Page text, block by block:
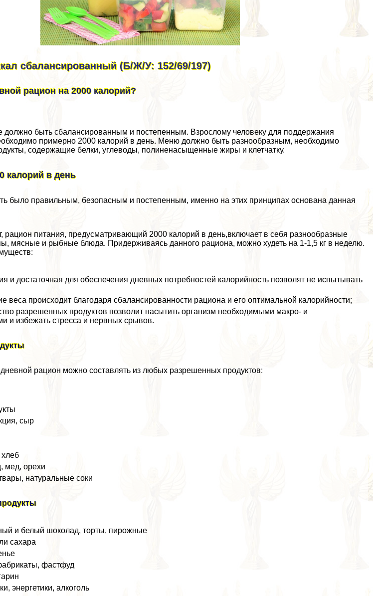
сбалансированный (Б/Ж/У: 152/69/197)
рацион на 2000 калорий?
должно быть сбалансированным и постепенным. Взрослому человеку для поддержания
примерно 2000 калорий в день. Меню должно быть разнообразным, необходимо
содержащие белки, углеводы, полиненасыщенные жиры и клетчатку.
калорий в день
было правильным, безопасным и постепенным, именно на этих принципах основана данная
рацион питания, предусматривающий 2000 калорий в день,включает в себя разнообразные
мясные и рыбные блюда. Придерживаясь данного рациона, можно худеть на 1-1,5 кг в неделю.
и достаточная для обеспечения дневных потребностей калорийность позволят не испытывать
веса происходит благодаря сбалансированности рациона и его оптимальной калорийности;
разрешенных продуктов позволит насытить организм необходимыми макро- и
и избежать стресса и нервных срывов.
рацион можно составлять из любых разрешенных продуктов:
сыр
мед, орехи
натуральные соки
и белый шоколад, торты, пирожные
сахара
фастфуд
энергетики, алкоголь